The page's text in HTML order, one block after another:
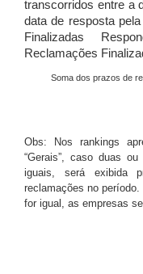
transcorridos entre a
data de resposta
Finalizadas
Reclamações
Soma dos prazos de
Obs: Nos rankings
“Gerais”, caso duas
iguais, será exibida
reclamações no
for igual, as empresas